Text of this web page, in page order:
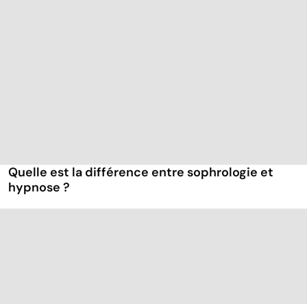
Quelle est la différence entre sophrologie et
hypnose ?